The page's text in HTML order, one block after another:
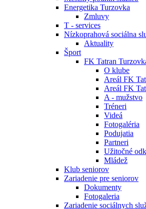
Energetika Turzovka
Zmluvy
T - services
Nízkoprahová sociálna
Aktuality
Šport
FK Tatran
O klube
Areál FK
Areál FK
A - mužstvo
Tréneri
Videá
Fotogaléria
Podujatia
Partneri
Užitočné
Mládež
Klub seniorov
Zariadenie pre seniorov
Dokumenty
Fotogaleria
Zariadenie sociálnych